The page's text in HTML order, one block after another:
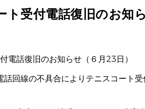
ト受付電話復旧のお知
電話復旧のお知らせ（６月23日）
話回線の不具合によりテニスコート